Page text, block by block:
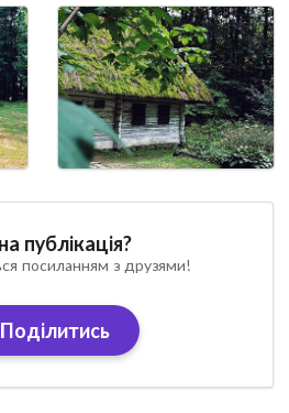
публікація?
посиланням з друзями!
Поділитись